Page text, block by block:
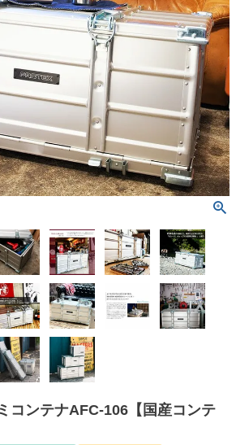
コンテナAFC-106【国産コンテ